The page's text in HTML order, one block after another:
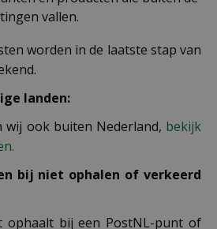
vallen.
worden in de laatste stap van
landen:
wij ook buiten Nederland, bekijk
bij niet ophalen of verkeerd
ophaalt bij een PostNL-punt of